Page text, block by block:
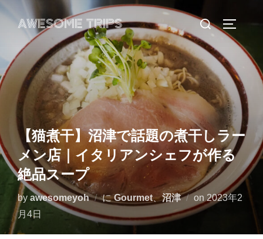
ツ
へ
ッ
プ
AWESOME TRIPS
検
索
対
象:
【猫煮干】沼津で話題の煮干しラー
メン店｜イタリアンシェフが作る
絶品スープ
by awesomeyoh にGourmet、沼津 on 投
2023年2
月4日